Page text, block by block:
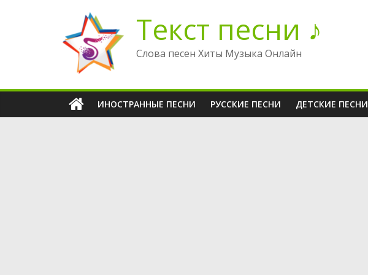
содержимому
Текст песни ♪
Слова песен Хиты Музыка Онлайн
ИНОСТРАННЫЕ ПЕСНИ РУССКИЕ ПЕСНИ ДЕТСКИЕ ПЕСНИ